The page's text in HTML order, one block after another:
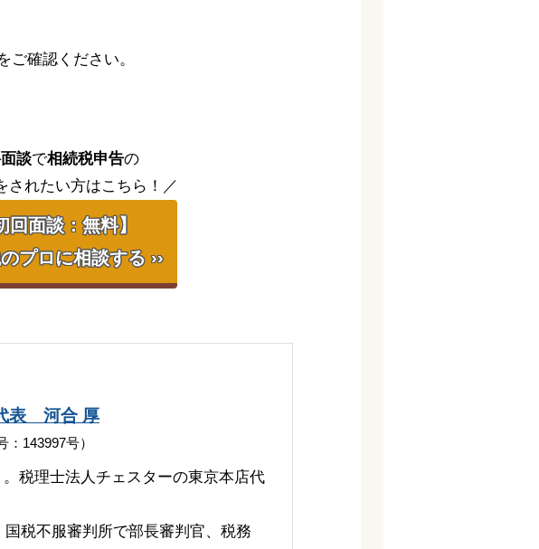
確認ください。
談で相続税申告の
されたい方はこちら！／
回面談：無料】
プロに相談する ››
表 河合 厚
：143997号）
税理士法人チェスターの東京本店代
税不服審判所で部長審判官、税務